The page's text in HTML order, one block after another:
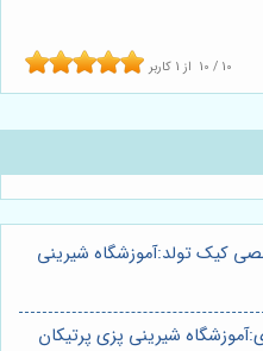
10 / 10 از 1 کاربر
کیک تولد:آموزشگاه شیرینی
شیرینی پزی پرتیکان